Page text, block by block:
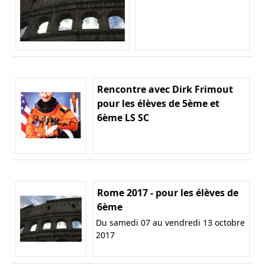
Rencontre avec Dirk Frimout
pour les élèves de 5ème et
6ème LS SC
Rome 2017 - pour les élèves de
6ème
Du samedi 07 au vendredi 13 octobre
2017